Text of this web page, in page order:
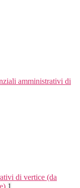
amministrativi di
di vertice (da